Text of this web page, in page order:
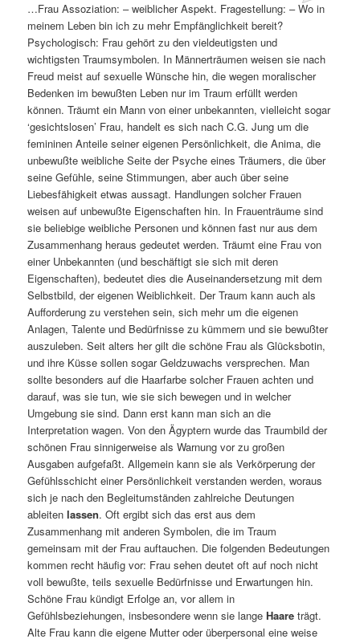
…Frau Assoziation: – weiblicher Aspekt. Fragestellung: – Wo in
meinem Leben bin ich zu mehr Empfänglichkeit bereit?
Psychologisch: Frau gehört zu den vieldeutigsten und
wichtigsten Traumsymbolen. In Männerträumen weisen sie nach
Freud meist auf sexuelle Wünsche hin, die wegen moralischer
Bedenken im bewußten Leben nur im Traum erfüllt werden
können. Träumt ein Mann von einer unbekannten, vielleicht sogar
‘gesichtslosen’ Frau, handelt es sich nach C.G. Jung um die
femininen Anteile seiner eigenen Persönlichkeit, die Anima, die
unbewußte weibliche Seite der Psyche eines Träumers, die über
seine Gefühle, seine Stimmungen, aber auch über seine
Liebesfähigkeit etwas aussagt. Handlungen solcher Frauen
weisen auf unbewußte Eigenschaften hin. In Frauenträume sind
sie beliebige weibliche Personen und können fast nur aus dem
Zusammenhang heraus gedeutet werden. Träumt eine Frau von
einer Unbekannten (und beschäftigt sie sich mit deren
Eigenschaften), bedeutet dies die Auseinandersetzung mit dem
Selbstbild, der eigenen Weiblichkeit. Der Traum kann auch als
Aufforderung zu verstehen sein, sich mehr um die eigenen
Anlagen, Talente und Bedürfnisse zu kümmern und sie bewußter
auszuleben. Seit alters her gilt die schöne Frau als Glücksbotin,
und ihre Küsse sollen sogar Geldzuwachs versprechen. Man
sollte besonders auf die Haarfarbe solcher Frauen achten und
darauf, was sie tun, wie sie sich bewegen und in welcher
Umgebung sie sind. Dann erst kann man sich an die
Interpretation wagen. Von den Ägyptern wurde das Traumbild der
schönen Frau sinnigerweise als Warnung vor zu großen
Ausgaben aufgefaßt. Allgemein kann sie als Verkörperung der
Gefühlsschicht einer Persönlichkeit verstanden werden, woraus
sich je nach den Begleitumständen zahlreiche Deutungen
ableitenlassen. Oft ergibt sich das erst aus dem
Zusammenhang mit anderen Symbolen, die im Traum
gemeinsam mit der Frau auftauchen. Die folgenden Bedeutungen
kommen recht häufig vor: Frau sehen deutet oft auf noch nicht
voll bewußte, teils sexuelle Bedürfnisse und Erwartungen hin.
Schöne Frau kündigt Erfolge an, vor allem in
Gefühlsbeziehungen, insbesondere wenn sie langeHaare trägt.
Alte Frau kann die eigene Mutter oder überpersonal eine weise